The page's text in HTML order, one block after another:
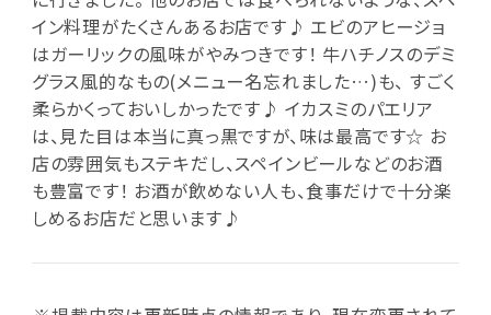
イン料理がたくさんあるお店です♪ エビのアヒージョ
はガーリックの風味がやみつきです！ 牛ハチノスのデミ
グラス風的なもの(メニュー名忘れました…)も、 すごく
柔らかくっておいしかったです♪ イカスミのパエリア
は、見た目は本当に真っ黒ですが、味は最高です☆ お
店の雰囲気もステキだし、スペインビールなどのお酒
も豊富です！ お酒が飲めない人も、食事だけで十分楽
しめるお店だと思います♪